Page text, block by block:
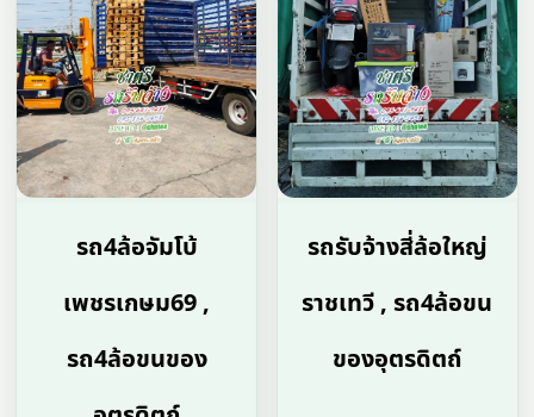
รถ4ล้อจัมโบ้
เพชรเกษม69 ,
รถ4ล้อขนของ
รถรับจ้างสี่ล้อใหญ่
ราชเทวี , รถ4ล้อขน
ของอุตรดิตถ์